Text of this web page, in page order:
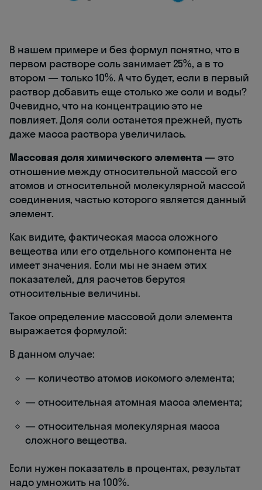
В нашем примере и без формул понятно, что в
первом растворе соль занимает 25%, а в то
втором — только 10%. А что будет, если в первый
раствор добавить еще столько же соли и воды?
Очевидно, что на концентрацию это не
повлияет. Доля соли останется прежней, пусть
даже масса раствора увеличилась.
Массовая доля химического элемента — это
отношение между относительной массой его
атомов и относительной молекулярной массой
соединения, частью которого является данный
элемент.
Как видите, фактическая масса сложного
вещества или его отдельного компонента не
имеет значения. Если мы не знаем этих
показателей, для расчетов берутся
относительные величины.
Такое определение массовой доли элемента
выражается формулой:
В данном случае:
— количество атомов искомого элемента;
— относительная атомная масса элемента;
— относительная молекулярная масса
сложного вещества.
Если нужен показатель в процентах, результат
надо умножить на 100%.